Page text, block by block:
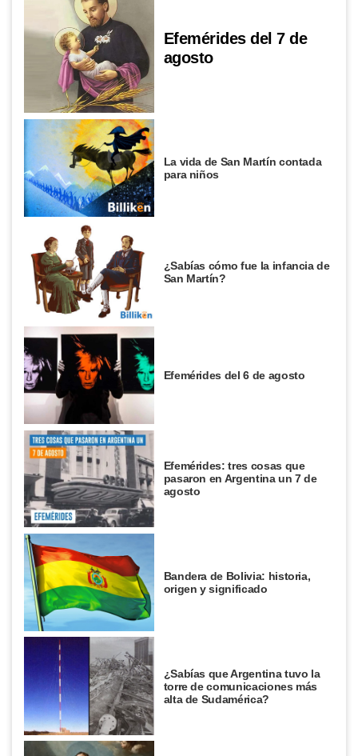
Efemérides del 7 de
agosto
La vida de San Martín contada
para niños
¿Sabías cómo fue la infancia de
San Martín?
Efemérides del 6 de agosto
Efemérides: tres cosas que
pasaron en Argentina un 7 de
agosto
Bandera de Bolivia: historia,
origen y significado
¿Sabías que Argentina tuvo la
torre de comunicaciones más
alta de Sudamérica?